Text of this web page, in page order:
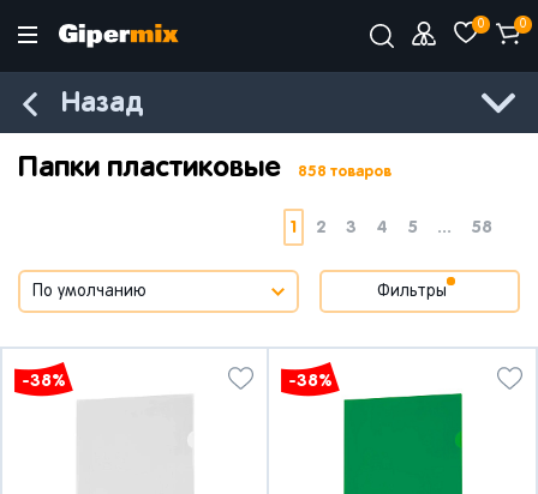
0 0
Назад
Папки пластиковые 858 товаров
1 2 3 4 5 ... 58
Фильтры
-38% -38%